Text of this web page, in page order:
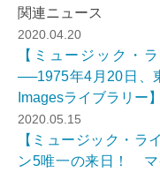
関連ニュース
2020.04.20
【ミュージック・
──1975年4月20日、
Imagesライブラリー】
2020.05.15
【ミュージック・ラ
ン5唯一の来日！ マ